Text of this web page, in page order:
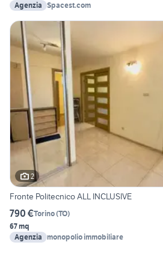
Agenzia Spacest.com
2
Fronte Politecnico ALL INCLUSIVE
790 €Torino(TO)
67 mq
Agenzia monopolio immobiliare